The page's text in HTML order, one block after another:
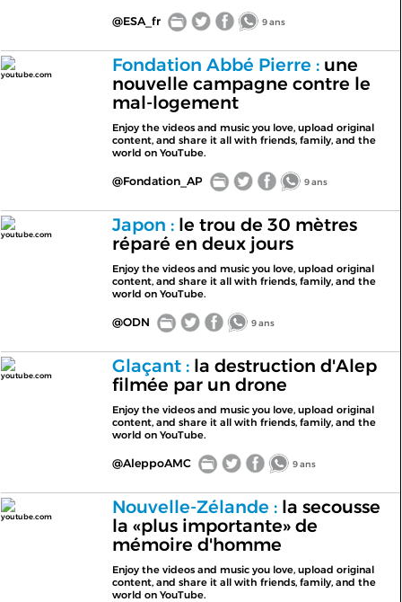
@ESA_fr 9 ans
youtube.com Fondation Abbé Pierre :une
nouvelle campagne contre le
mal-logement
Enjoy the videos and music you love, upload original
content, and share it all with friends, family, and the
world on YouTube.
@Fondation_AP 9 ans
youtube.com Japon :le trou de 30 mètres
réparé en deux jours
Enjoy the videos and music you love, upload original
content, and share it all with friends, family, and the
world on YouTube.
@ODN 9 ans
youtube.com Glaçant :la destruction d'Alep
filmée par un drone
Enjoy the videos and music you love, upload original
content, and share it all with friends, family, and the
world on YouTube.
@AleppoAMC 9 ans
youtube.com Nouvelle-Zélande :la secousse
la «plus importante» de
mémoire d'homme
Enjoy the videos and music you love, upload original
content, and share it all with friends, family, and the
world on YouTube.